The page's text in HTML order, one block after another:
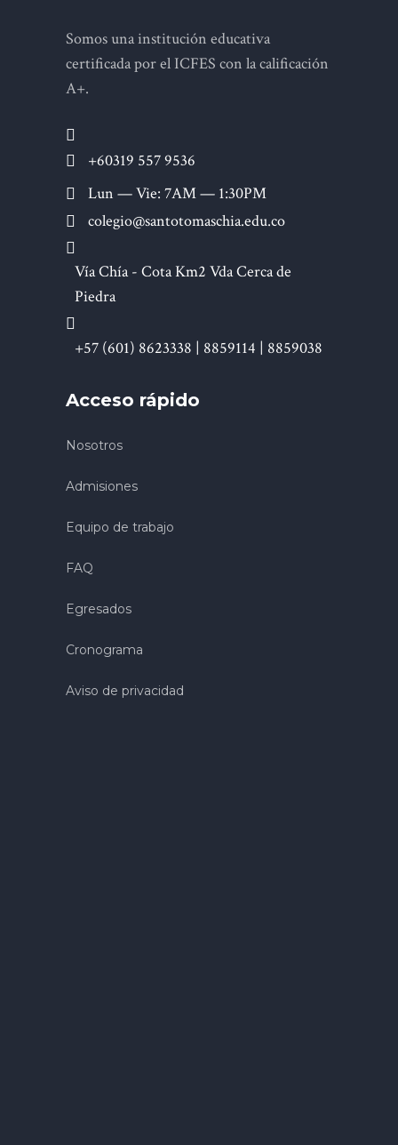
Somos una institución educativa
certificada por el ICFES con la calificación
A+.
+60319 557 9536
Lun — Vie: 7AM — 1:30PM
colegio@santotomaschia.edu.co
Vía Chía - Cota Km2 Vda Cerca de
Piedra
+57 (601) 8623338 | 8859114 | 8859038
Acceso rápido
Nosotros
Admisiones
Equipo de trabajo
FAQ
Egresados
Cronograma
Aviso de privacidad